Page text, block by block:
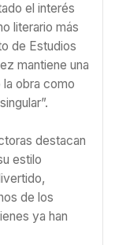
el interés
literario más
de Estudios
mantiene una
obra como
destacan
estilo
de los
ya han